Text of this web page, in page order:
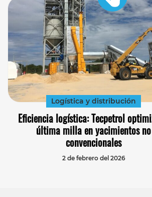
Logística y distribución
Eficiencia logística: Tecpetrol
última milla en yacimientos no
convencionales
2 de febrero del 2026